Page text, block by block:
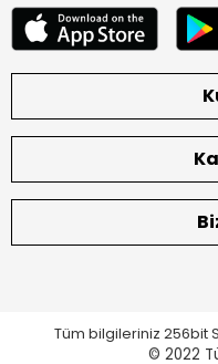
Tüm bilgileriniz 256bit
© 2022